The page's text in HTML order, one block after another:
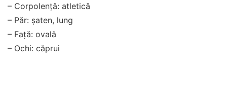
– Corpolență: atletică
– Păr: șaten, lung
– Față: ovală
– Ochi: căprui